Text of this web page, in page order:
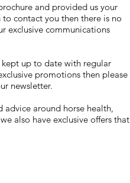
and provided us your
contact you then there is no
exclusive communications
up to date with regular
promotions then please
newsletter.
around horse health,
also have exclusive offers that